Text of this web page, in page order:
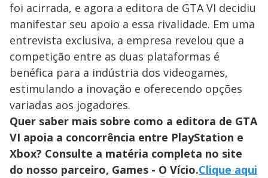
foi acirrada, e agora a editora de GTA VI decidiu
manifestar seu apoio a essa rivalidade. Em uma
entrevista exclusiva, a empresa revelou que a
competição entre as duas plataformas é
benéfica para a indústria dos videogames,
estimulando a inovação e oferecendo opções
variadas aos jogadores.
Quer saber mais sobre como a editora de GTA
VI apoia a concorrência entre PlayStation e
Xbox? Consulte a matéria completa no site
do nosso parceiro, Games - O Vício.Clique aqui